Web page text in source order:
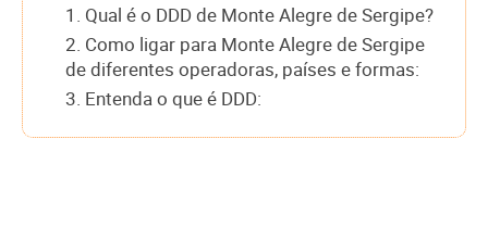
1. Qual é o DDD de Monte Alegre de Sergipe?
2. Como ligar para Monte Alegre de Sergipe
de diferentes operadoras, países e formas:
3. Entenda o que é DDD: